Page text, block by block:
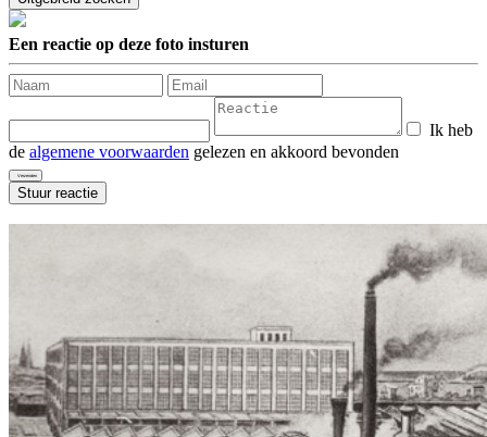
Een reactie op deze foto insturen
Ik heb
de algemene voorwaarden gelezen en akkoord bevonden